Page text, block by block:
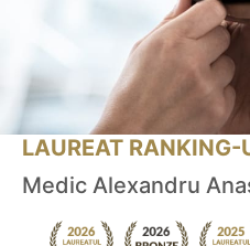
LAUREAT RANKING-
Medic Alexandru